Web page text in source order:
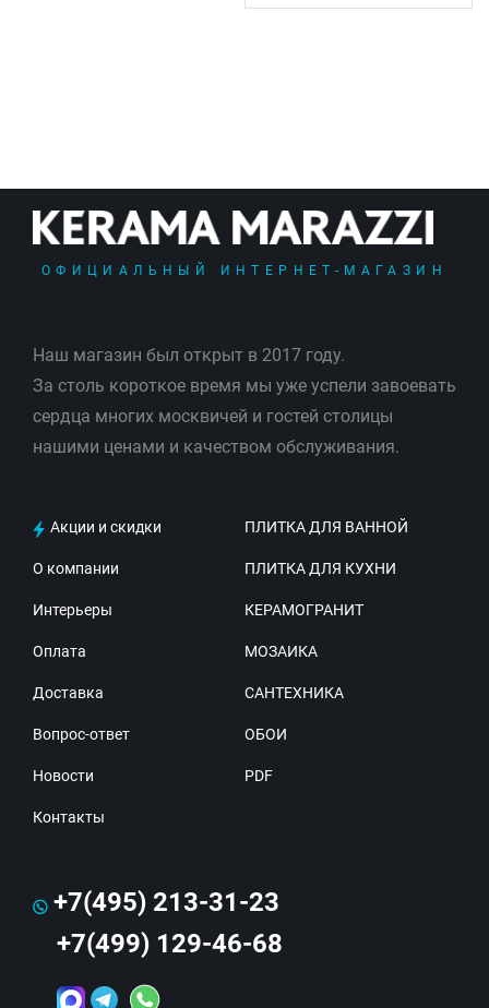
ОФИЦИАЛЬНЫЙ ИНТЕРНЕТ-МАГАЗИН
Наш магазин был открыт в 2017 году.
За столь короткое время мы уже успели завоевать
сердца многих москвичей и гостей столицы
нашими ценами и качеством обслуживания.
Акции и скидки
О компании
Интерьеры
Оплата
Доставка
Вопрос-ответ
Новости
Контакты
ПЛИТКА ДЛЯ ВАННОЙ
ПЛИТКА ДЛЯ КУХНИ
КЕРАМОГРАНИТ
МОЗАИКА
САНТЕХНИКА
ОБОИ
PDF
+7(495) 213-31-23
+7(499) 129-46-68